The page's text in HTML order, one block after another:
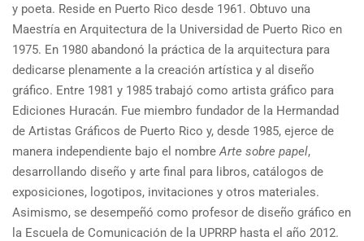
y poeta. Reside en Puerto Rico desde 1961. Obtuvo una
Maestría en Arquitectura de la Universidad de Puerto Rico en
1975. En 1980 abandonó la práctica de la arquitectura para
dedicarse plenamente a la creación artística y al diseño
gráfico. Entre 1981 y 1985 trabajó como artista gráfico para
Ediciones Huracán. Fue miembro fundador de la Hermandad
de Artistas Gráficos de Puerto Rico y, desde 1985, ejerce de
manera independiente bajo el nombreArte sobre papel,
desarrollando diseño y arte final para libros, catálogos de
exposiciones, logotipos, invitaciones y otros materiales.
Asimismo, se desempeñó como profesor de diseño gráfico en
la Escuela de Comunicación de la UPRRP hasta el año 2012.